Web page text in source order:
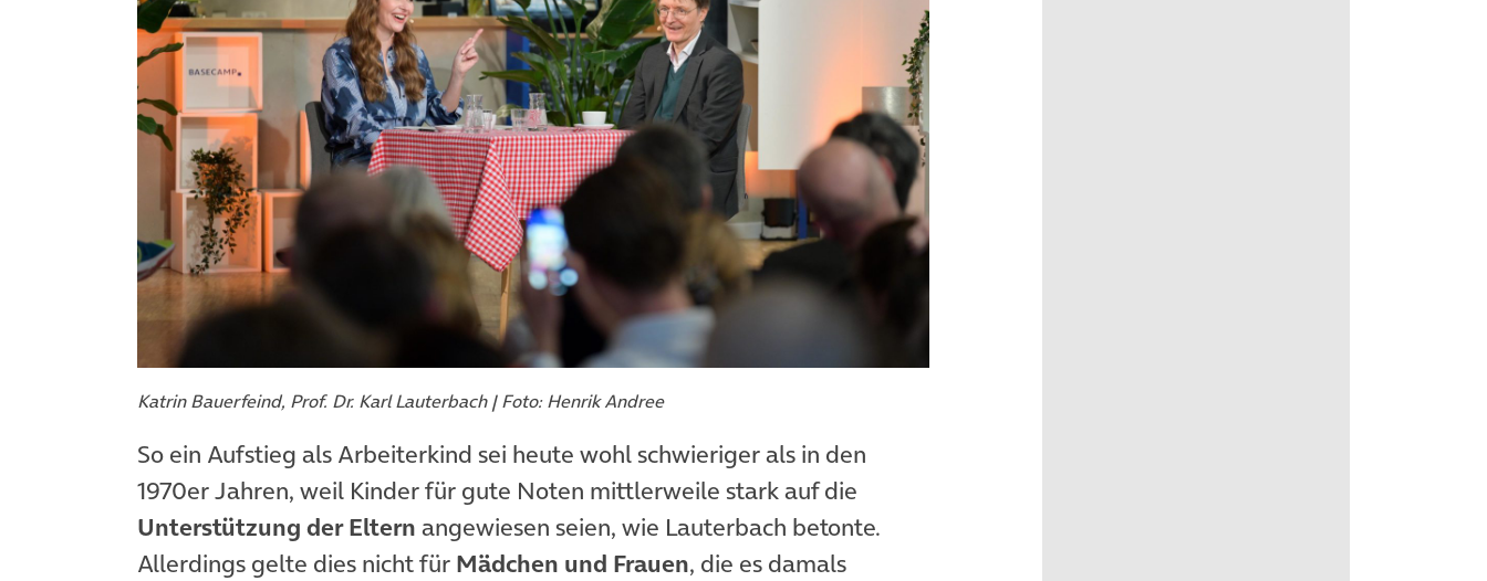
Katrin Bauerfeind, Prof. Dr. Karl Lauterbach | Foto: Henrik Andree
So ein Aufstieg als Arbeiterkind sei heute wohl schwieriger als in den
1970er Jahren, weil Kinder für gute Noten mittlerweile stark auf die
Unterstützung der Eltern angewiesen seien, wie Lauterbach betonte.
Allerdings gelte dies nicht für Mädchen und Frauen, die es damals